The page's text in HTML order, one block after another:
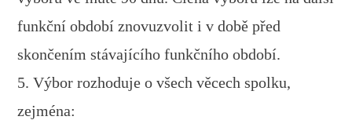
funkční období znovuzvolit i v době před
skončením stávajícího funkčního období.
5. Výbor rozhoduje o všech věcech spolku,
zejména: